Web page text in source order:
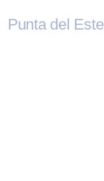
Punta del Este